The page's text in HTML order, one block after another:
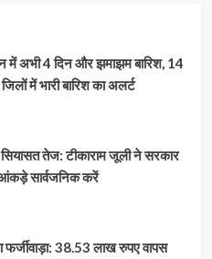
अभी 4 दिन और झमाझम बारिश, 14
में भारी बारिश का अलर्ट
तेज: टीकाराम जूली ने सरकार
आंकड़े सार्वजनिक करें
फर्जीवाड़ा: 38.53 लाख रुपए वापस